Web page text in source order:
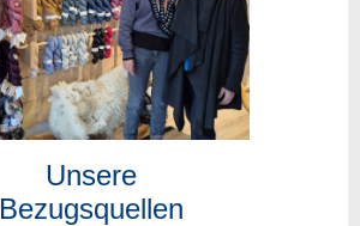
Unsere
Bezugsquellen